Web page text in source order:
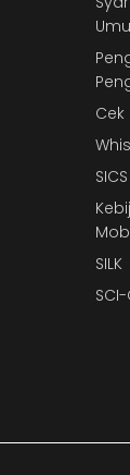
SILK
SCI-